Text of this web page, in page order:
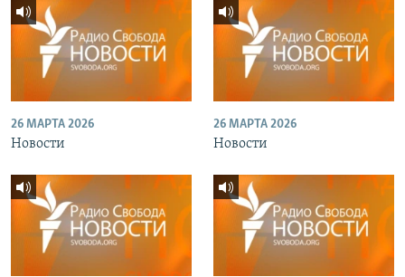
26 МАРТА 2026
Новости
26 МАРТА 2026
Новости